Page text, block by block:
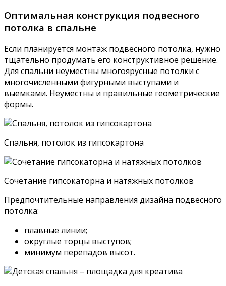
Оптимальная конструкция подвесного
потолка в спальне
Если планируется монтаж подвесного потолка, нужно
тщательно продумать его конструктивное решение.
Для спальни неуместны многоярусные потолки с
многочисленными фигурными выступами и
выемками. Неуместны и правильные геометрические
формы.
Спальня, потолок из гипсокартона
Сочетание гипсокаторна и натяжных потолков
Предпочтительные направления дизайна подвесного
потолка:
плавные линии;
округлые торцы выступов;
минимум перепадов высот.